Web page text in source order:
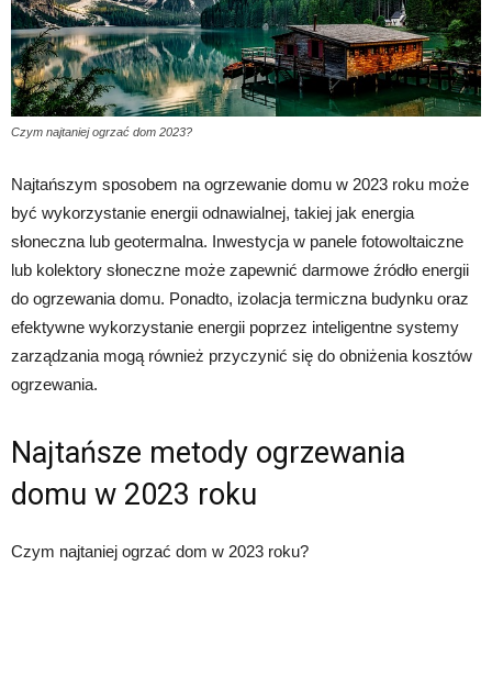
Czym najtaniej ogrzać dom 2023?
Najtańszym sposobem na ogrzewanie domu w 2023 roku może
być wykorzystanie energii odnawialnej, takiej jak energia
słoneczna lub geotermalna. Inwestycja w panele fotowoltaiczne
lub kolektory słoneczne może zapewnić darmowe źródło energii
do ogrzewania domu. Ponadto, izolacja termiczna budynku oraz
efektywne wykorzystanie energii poprzez inteligentne systemy
zarządzania mogą również przyczynić się do obniżenia kosztów
ogrzewania.
Najtańsze metody ogrzewania
domu w 2023 roku
Czym najtaniej ogrzać dom w 2023 roku?